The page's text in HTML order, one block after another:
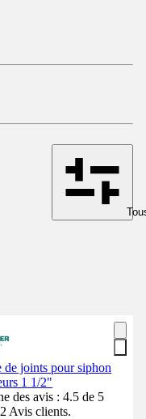
de joints pour siphon
1 1/2"
des avis : 4.5 de 5
Avis clients.